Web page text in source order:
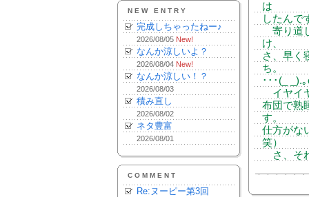
NEW ENTRY
完成しちゃったねー♪
2026/08/05 New!
なんか涼しいよ？
2026/08/04 New!
なんか涼しい！？
2026/08/03
積み直し
2026/08/02
ネタ豊富
2026/08/01
COMMENT
Re:ヌーピー第3回
は
したんで
寄り道
け、
さ、早く
ち。
･･･(_ _).
イヤイ
布団で熟
す。
仕方がな
笑）
さ、そ